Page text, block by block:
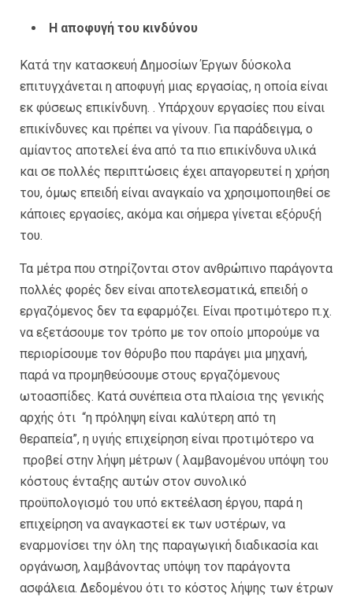
Η αποφυγή του κινδύνου
Κατά την κατασκευή Δημοσίων Έργων δύσκολα
επιτυγχάνεται η αποφυγή μιας εργασίας, η οποία είναι
εκ φύσεως επικίνδυνη. . Υπάρχουν εργασίες που είναι
επικίνδυνες και πρέπει να γίνουν. Για παράδειγμα, ο
αμίαντος αποτελεί ένα από τα πιο επικίνδυνα υλικά
και σε πολλές περιπτώσεις έχει απαγορευτεί η χρήση
του, όμως επειδή είναι αναγκαίο να χρησιμοποιηθεί σε
κάποιες εργασίες, ακόμα και σήμερα γίνεται εξόρυξή
του.
Τα μέτρα που στηρίζονται στον ανθρώπινο παράγοντα
πολλές φορές δεν είναι αποτελεσματικά, επειδή ο
εργαζόμενος δεν τα εφαρμόζει. Είναι προτιμότερο π.χ.
να εξετάσουμε τον τρόπο με τον οποίο μπορούμε να
περιορίσουμε τον θόρυβο που παράγει μια μηχανή,
παρά να προμηθεύσουμε στους εργαζόμενους
ωτοασπίδες. Κατά συνέπεια στα πλαίσια της γενικής
αρχής ότι “η πρόληψη είναι καλύτερη από τη
θεραπεία”, η υγιής επιχείρηση είναι προτιμότερο να
προβεί στην λήψη μέτρων ( λαμβανομένου υπόψη του
κόστους ένταξης αυτών στον συνολικό
προϋπολογισμό του υπό εκτεέλαση έργου, παρά η
επιχείρηση να αναγκαστεί εκ των υστέρων, να
εναρμονίσει την όλη της παραγωγική διαδικασία και
οργάνωση, λαμβάνοντας υπόψη τον παράγοντα
ασφάλεια. Δεδομένου ότι το κόστος λήψης των έτρων